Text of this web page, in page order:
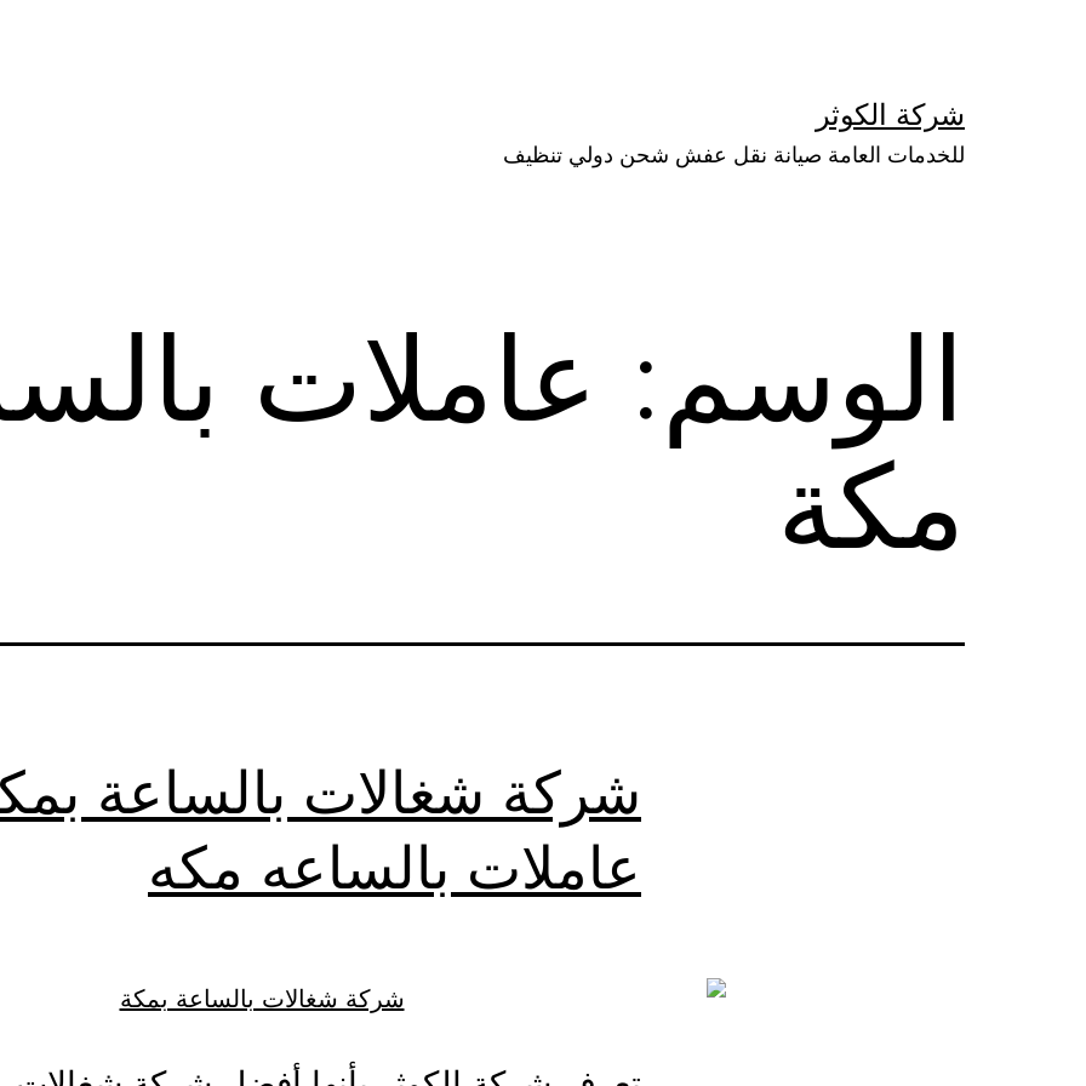
شركة الكوثر
للخدمات العامة صيانة نقل عفش شحن دولي تنظيف
الوسم: عاملات
مكة
شركة شغالات بالساعة
عاملات بالساعه مكه